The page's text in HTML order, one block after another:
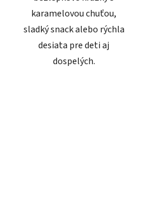
karamelovou chuťou,
sladký snack alebo rýchla
desiata pre deti aj
dospelých.